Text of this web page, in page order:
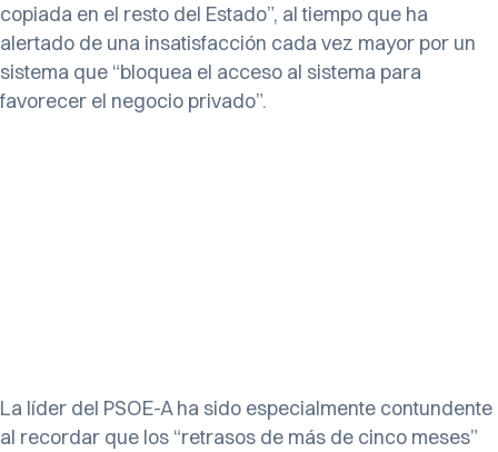
copiada en el resto del Estado”, al tiempo que ha
alertado de una insatisfacción cada vez mayor por un
sistema que “bloquea el acceso al sistema para
favorecer el negocio privado”.
La líder del PSOE-A ha sido especialmente contundente
al recordar que los “retrasos de más de cinco meses”